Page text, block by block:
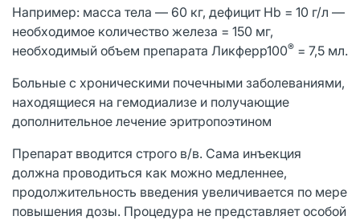
Например: масса тела — 60 кг, дефицит Hb = 10 г/л —
необходимое количество железа = 150 мг,
необходимый объем препарата Ликферр100® = 7,5 мл.
Больные с хроническими почечными заболеваниями,
находящиеся на гемодиализе и получающие
дополнительное лечение эритропоэтином
Препарат вводится строго в/в. Сама инъекция
должна проводиться как можно медленнее,
продолжительность введения увеличивается по мере
повышения дозы. Процедура не представляет особой